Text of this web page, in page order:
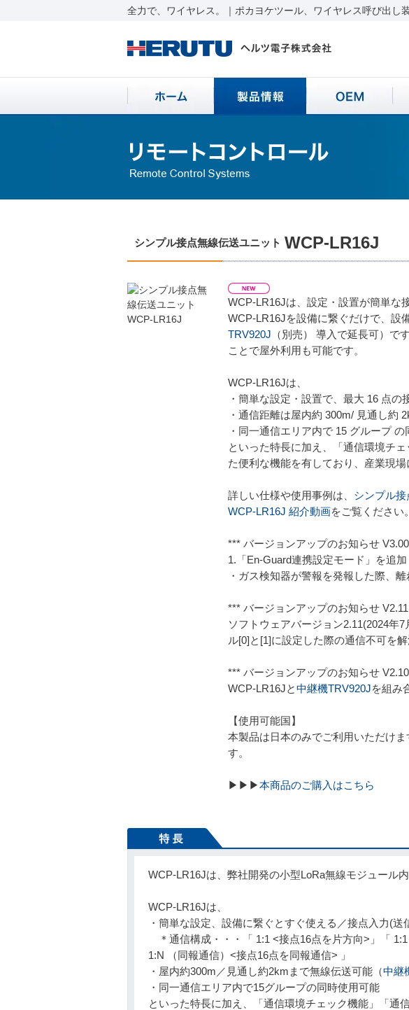
全力で、ワイヤレス。｜ポカヨケツール、ワイヤレス呼び出
シンプル接点無線伝送ユニット WCP-LR16J
WCP-LR16Jは、設定・設置が簡単な
WCP-LR16Jを設備に繋ぐだけで、設
TRV920J （別売） 導入で延長可）で
ことで屋外利用も可能です。
WCP-LR16Jは、
・簡単な設定・設置で、最大 16 点の
・通信距離は屋内約 300m/ 見通し約
・同一通信エリア内で 15 グループ
といった特長に加え、「通信環境チ
た便利な機能を有しており、産業現
詳しい仕様や使用事例は、 シンプル
WCP-LR16J 紹介動画をご覧ください。
*** バージョンアップのお知らせ
1.「En-Guard連携設定モード」を追加
・ガス検知器が警報を発報した際、
*** バージョンアップのお知らせ
ソフトウェアバージョン2.11(2024年
ル[0]と[1]に設定した際の通信不可を解
*** バージョンアップのお知らせ
WCP-LR16Jと中継機TRV920Jを組み
【使用可能国】
本製品は日本のみでご利用いただけ
す。
▶▶▶本商品のご購入はこちら
WCP-LR16Jは、弊社開発の小型LoRa無線モジュール
WCP-LR16Jは、
・簡単な設定、設備に繋ぐとすぐ使える／接点入力(
＊通信構成・・・「 1:1 <接点16点を片方向>」「
1:N （同報通信）<接点16点を同報通信> 」
・屋内約300m／見通し約2kmまで無線伝送可能（中継
・同一通信エリア内で15グループの同時使用可能
といった特長に加え、「通信環境チェック機能」「通